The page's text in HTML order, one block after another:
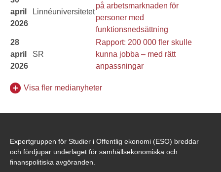
april
2026
Linnéuniversitetet
på arbetsmarknaden för
personer med
funktionsnedsättning
28
april
2026
SR
Rapport: 200 000 fler skulle
kunna jobba – med rätt
anpassningar
Visa fler medianyheter
Expertgruppen för Studier i Offentlig ekonomi (ESO) breddar
och fördjupar underlaget för samhällsekonomiska och
finanspolitiska avgöranden.